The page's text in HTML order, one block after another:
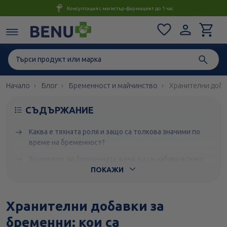
Консултация с магистър-фармацевт до 1 час
Начало Блог Бременност и майчинство Хранителни
СЪДЪРЖАНИЕ
Каква е тяхната роля и защо са толкова значими по
време на бременност?
необходимо само чрез храната?
Кога е най-добре да се започне техният прием?
ПОКАЖИ
Хранителни добавки за
бременни: кои са